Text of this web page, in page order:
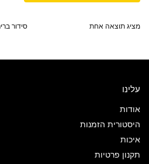
מציג תוצאה אחת
עלינו
אודות
היסטורית הזמנות
איכות
תקנון פרטיות